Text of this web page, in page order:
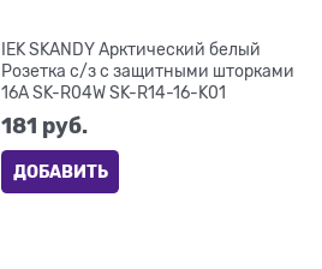
IEK SKANDY Арктический белый
Розетка с/з с защитными шторками
16А SK-R04W SK-R14-16-K01
181 руб.
ДОБАВИТЬ